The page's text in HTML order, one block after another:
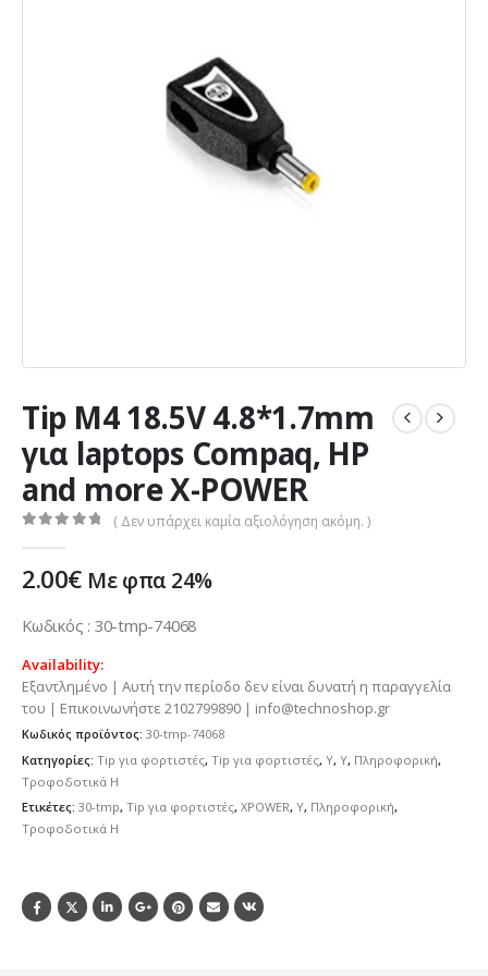
Tip M4 18.5V 4.8*1.7mm
για laptops Compaq, HP
and more X-POWER
( Δεν υπάρχει καμία αξιολόγηση ακόμη. )
2.00€ Με φπα 24%
Κωδικός : 30-tmp-74068
Availability:
Εξαντλημένο | Αυτή την περίοδο δεν είναι δυνατή η παραγγελία
του | Επικοινωνήστε 2102799890 | info@technoshop.gr
Κωδικός προϊόντος: 30-tmp-74068
Κατηγορίες: Tip για φορτιστές, Tip για φορτιστές, Y, Y, Πληροφορική,
Τροφοδοτικά H
Ετικέτες: 30-tmp, Tip για φορτιστές, XPOWER, Y, Πληροφορική,
Τροφοδοτικά H